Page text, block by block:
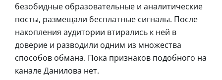
безобидные образовательные и аналитические
посты, размещали бесплатные сигналы. После
накопления аудитории втирались к ней в
доверие и разводили одним из множества
способов обмана. Пока признаков подобного на
канале Данилова нет.